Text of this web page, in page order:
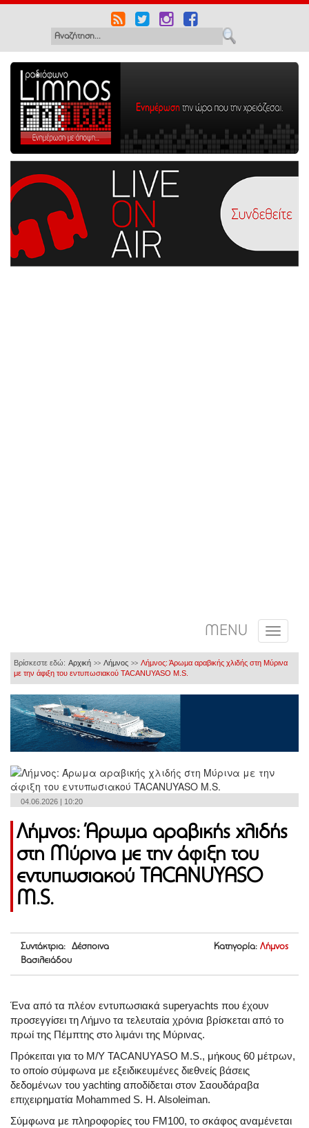
MENU
Βρίσκεστε εδώ: Αρχική >> Λήμνος >> Λήμνος: Άρωμα αραβικής χλιδής στη Μύρινα
με την άφιξη του εντυπωσιακού TACANUYASO M.S.
04.06.2026 | 10:20
Λήμνος: Άρωμα αραβικής χλιδής
στη Μύρινα με την άφιξη του
εντυπωσιακού TACANUYASO
M.S.
Συντάκτρια: Δέσποινα
Βασιλειάδου
Κατηγορία: Λήμνος
Ένα από τα πλέον εντυπωσιακά superyachts που έχουν
προσεγγίσει τη Λήμνο τα τελευταία χρόνια βρίσκεται από το
πρωί της Πέμπτης στο λιμάνι της Μύρινας.
Πρόκειται για το M/Y TACANUYASO M.S., μήκους 60 μέτρων,
το οποίο σύμφωνα με εξειδικευμένες διεθνείς βάσεις
δεδομένων του yachting αποδίδεται στον Σαουδάραβα
επιχειρηματία Mohammed S. H. Alsoleiman.
Σύμφωνα με πληροφορίες του FM100, το σκάφος αναμένεται